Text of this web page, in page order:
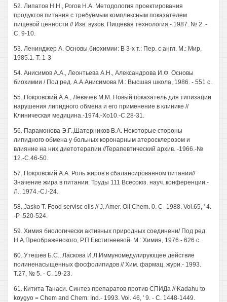
52. Липатов H.H., Рогов H.A. Методология проектирования
продуктов питания с требуемым комплексным показателем
пищевой ценности // Изв. вузов. Пищевая технология.- 1987. № 2. -
С. 9-10.
53. Ленинджер А. Основы биохимии: В 3-х т.: Пер. с англ. М.: Мир,
1985.1. Т. 1-3
54. Анисимов A.A., Леонтьева А.Н., Александрова И.Ф. Основы
биохимии / Под ред. А.А.Анисимова М.: Высшая школа, 1986. - 551 с.
55. Покровский A.A., Левачев М.М. Новый показатель для типизации
нарушения липидного обмена и его применение в клинике //
Клиническая медицина.-1974.-Хо10.-С.28-31.
56. Парамонова Э.Г.,Шатерников В.А. Некоторые стороны
липидного обмена у больных коронарным атеросклерозом и
влияние на них диетотерапии //Терапевтический архив. -1966.-№
12.-С.46-50.
57. Покровский A.A. Роль жиров в сбалансированном питании//
Значение жира в питании: Труды 111 Всесоюз. науч. конференции.-
Л., 1974.-C.l-24.
58. Jasko Т. Food servisc oils // J. Amer. Oil Chem. 0. С- 1988. Vol.65, ' 4.
-P .520-524.
59. Химия биологически активных природных соединени/ Под ред.
Н.А.Преображенского, Р.П.Евстигнеевой. М.: Химия, 1976.- 626 с.
60. Утешев Б.С., Ласкова И.Л.Иммуномедулирующее действие
полиненасыщенных фосфолипидов // Хим. фармац. жури.- 1993.
Т.27, № 5. - С. 19-23.
61. Китита Танаси. Синтез препаратов против СПИДа // Kadahu to
koygyo = Chem and Chem. Ind.- 1993. Vol. 46, ' 9. - C. 1448-1449.